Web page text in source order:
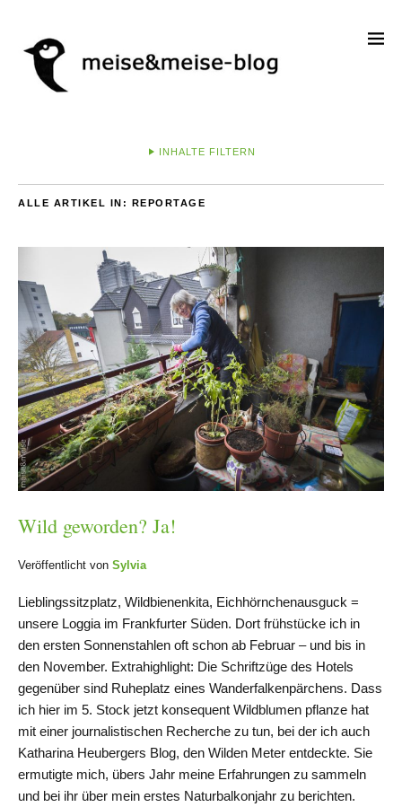
INHALTE FILTERN
ALLE ARTIKEL IN: REPORTAGE
Wild geworden? Ja!
Veröffentlicht von Sylvia
Lieblingssitzplatz, Wildbienenkita, Eichhörnchenausguck =
unsere Loggia im Frankfurter Süden. Dort frühstücke ich in
den ersten Sonnenstahlen oft schon ab Februar – und bis in
den November. Extrahighlight: Die Schriftzüge des Hotels
gegenüber sind Ruheplatz eines Wanderfalkenpärchens. Dass
ich hier im 5. Stock jetzt konsequent Wildblumen pflanze hat
mit einer journalistischen Recherche zu tun, bei der ich auch
Katharina Heubergers Blog, den Wilden Meter entdeckte. Sie
ermutigte mich, übers Jahr meine Erfahrungen zu sammeln
und bei ihr über mein erstes Naturbalkonjahr zu berichten.